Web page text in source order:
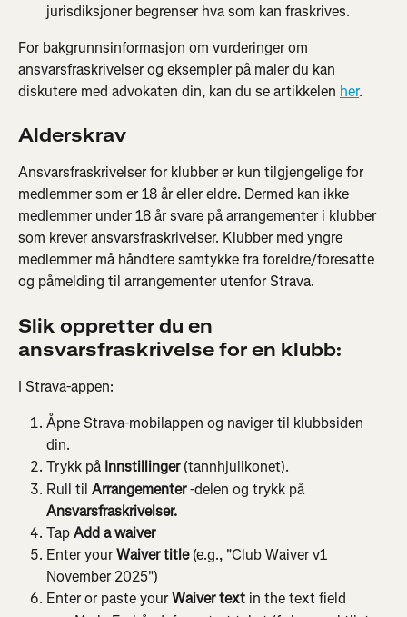
jurisdiksjoner begrenser hva som kan fraskrives.
For bakgrunnsinformasjon om vurderinger om
ansvarsfraskrivelser og eksempler på maler du kan
diskutere med advokaten din, kan du se artikkelen her.
Alderskrav
Ansvarsfraskrivelser for klubber er kun tilgjengelige for
medlemmer som er 18 år eller eldre. Dermed kan ikke
medlemmer under 18 år svare på arrangementer i klubber
som krever ansvarsfraskrivelser. Klubber med yngre
medlemmer må håndtere samtykke fra foreldre/foresatte
og påmelding til arrangementer utenfor Strava.
Slik oppretter du en
ansvarsfraskrivelse for en klubb:
I Strava-appen:
Åpne Strava-mobilappen og naviger til klubbsiden
din.
Trykk på Innstillinger (tannhjulikonet).
Rull til Arrangementer -delen og trykk på
Ansvarsfraskrivelser.
Tap Add a waiver
Enter your Waiver title (e.g., "Club Waiver v1
November 2025")
Enter or paste your Waiver text in the text field